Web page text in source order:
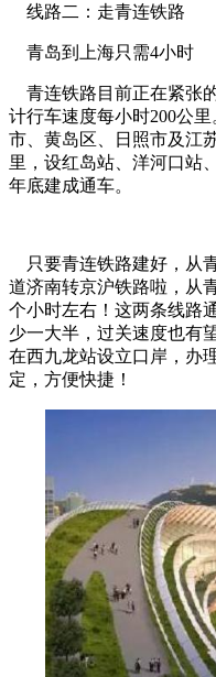
线路二：走青连铁路
青岛到上海只需4小时
青连铁路目前正在紧张
计行车速度每小时200公
市、黄岛区、日照市及江
里，设红岛站、洋河口站
年底建成通车。
只要青连铁路建好，从
道济南转京沪铁路啦，从
个小时左右！这两条线路
少一大半，过关速度也有
在西九龙站设立口岸，办
定，方便快捷！